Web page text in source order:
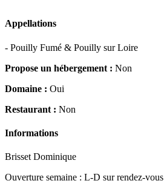
Appellations
- Pouilly Fumé & Pouilly sur Loire
Propose un hébergement : Non
Domaine : Oui
Restaurant : Non
Informations
Brisset Dominique
Ouverture semaine : L-D sur rendez-vous